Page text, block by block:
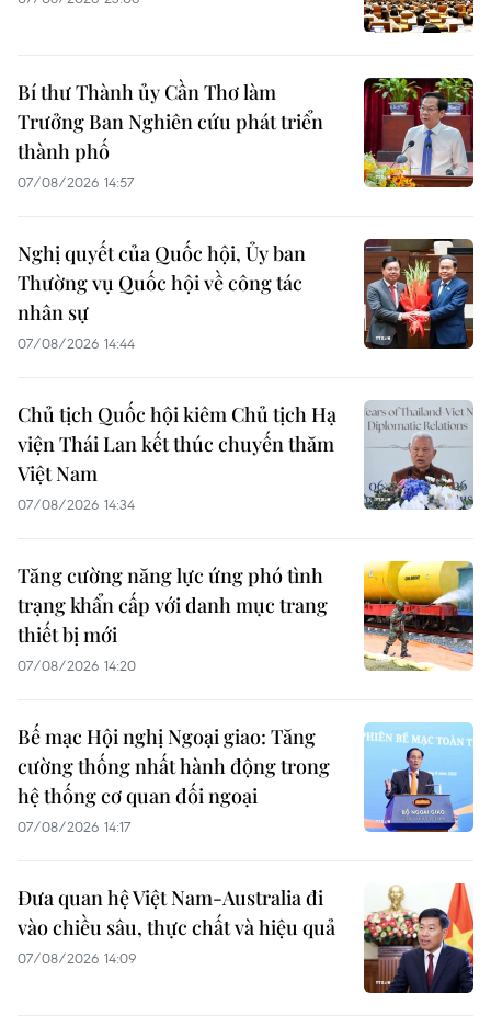
Bí thư Thành ủy Cần Thơ làm
Trưởng Ban Nghiên cứu phát triển
thành phố
07/08/2026 14:57
Nghị quyết của Quốc hội, Ủy ban
Thường vụ Quốc hội về công tác
nhân sự
07/08/2026 14:44
Chủ tịch Quốc hội kiêm Chủ tịch Hạ
viện Thái Lan kết thúc chuyến thăm
Việt Nam
07/08/2026 14:34
Tăng cường năng lực ứng phó tình
trạng khẩn cấp với danh mục trang
thiết bị mới
07/08/2026 14:20
Bế mạc Hội nghị Ngoại giao: Tăng
cường thống nhất hành động trong
hệ thống cơ quan đối ngoại
07/08/2026 14:17
Đưa quan hệ Việt Nam-Australia đi
vào chiều sâu, thực chất và hiệu quả
07/08/2026 14:09